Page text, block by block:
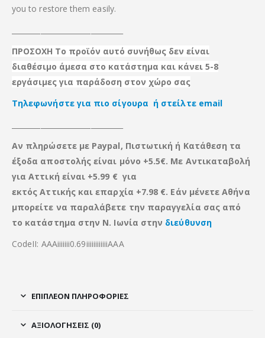
you to restore them easily.
ΠΡΟΣΟΧΗ Το προϊόν αυτό συνήθως δεν είναι
διαθέσιμο άμεσα στο κατάστημα και κάνει 5-8
εργάσιμες για παράδοση στον χώρο σας
Τηλεφωνήστε για πιο σίγουρα ή στείλτε email
Αν πληρώσετε με Paypal, Πιστωτική ή Κατάθεση τα
έξοδα αποστολής είναι μόνο +5.5€. Με Αντικαταβολή
για Αττική είναι +5.99 € για
εκτός Αττικής καιεπαρχία +7.98 €. Εάν μένετε Αθήνα
μπορείτε να παραλάβετε την παραγγελία σας από
το κατάστημα στην Ν. Ιωνία στην διεύθυνση
CodeII: ΑΑΑiiiiiii0.69iiiiiiiiiiiiΑΑΑ
ΕΠΙΠΛΈΟΝ ΠΛΗΡΟΦΟΡΊΕΣ
ΑΞΙΟΛΟΓΉΣΕΙΣ (0)